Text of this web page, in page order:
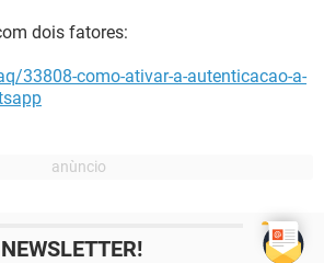
dois fatores:
33808-como-ativar-a-autenticacao-a-